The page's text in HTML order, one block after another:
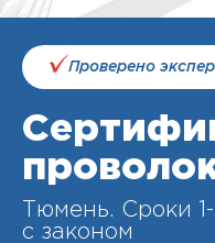
Проверено
Тюмень. Cроки
с законом